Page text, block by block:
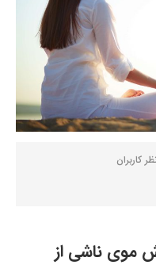
موی ناشی از